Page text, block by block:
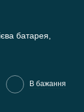
батарея,
В бажання